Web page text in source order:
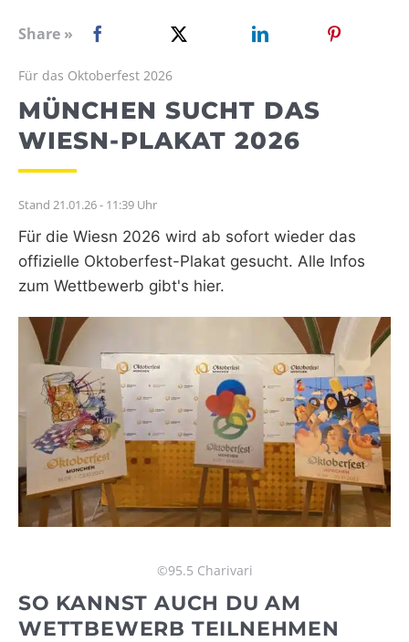
WEBRADIO
Share »
Für das Oktoberfest 2026
MÜNCHEN SUCHT DAS
WIESN-PLAKAT 2026
Stand 21.01.26 - 11:39 Uhr
Für die Wiesn 2026 wird ab sofort wieder das
offizielle Oktoberfest-Plakat gesucht. Alle Infos
zum Wettbewerb gibt's hier.
©95.5 Charivari
SO KANNST AUCH DU AM
WETTBEWERB TEILNEHMEN